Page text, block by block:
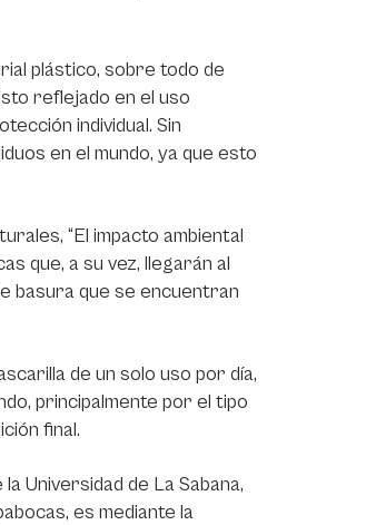
plástico, sobre todo de
reflejado en el uso
individual. Sin
en el mundo, ya que esto
“El impacto ambiental
que, a su vez, llegarán al
basura que se encuentran
de un solo uso por día,
principalmente por el tipo
final.
Universidad de La Sabana,
es mediante la